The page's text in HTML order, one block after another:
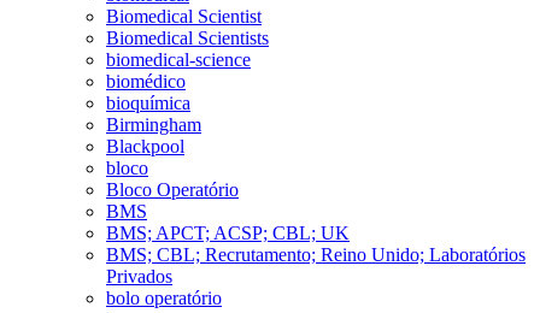
Biomedical Scientist
Biomedical Scientists
biomedical-science
biomédico
bioquímica
Birmingham
Blackpool
bloco
Bloco Operatório
BMS
BMS; APCT; ACSP; CBL; UK
BMS; CBL; Recrutamento; Reino Unido; Laboratórios
Privados
bolo operatório